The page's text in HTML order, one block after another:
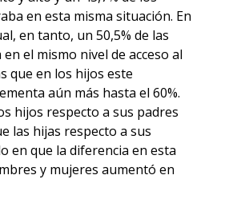
en esta misma situación. En
en tanto, un 50,5% de las
el mismo nivel de acceso al
que en los hijos este
aún más hasta el 60%.
hijos respecto a sus padres
las hijas respecto a sus
en que la diferencia en esta
y mujeres aumentó en